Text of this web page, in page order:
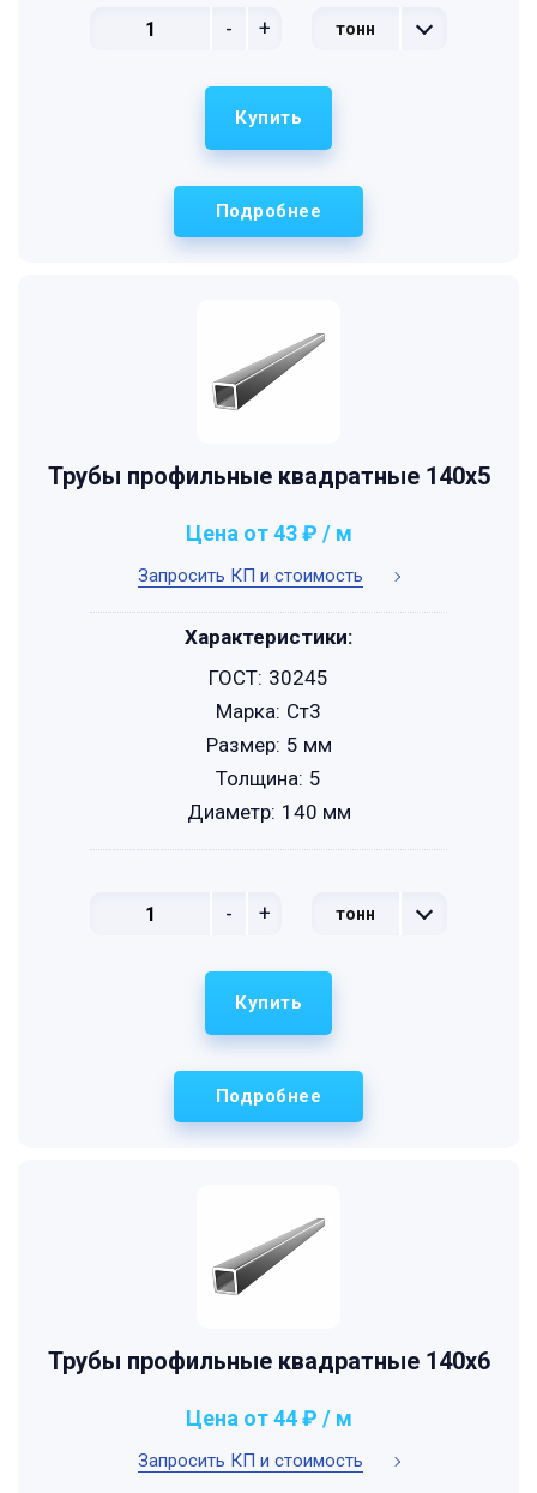
- + тонн
Подробнее
Купить
Трубы профильные квадратные 140x5
Запросить КП и стоимость
Цена от 43 ₽ / м
- + тонн
Характеристики:
ГОСТ: 30245
Марка: Ст3
Размер: 5 мм
Толщина: 5
Диаметр: 140 мм
Подробнее
Купить
Трубы профильные квадратные 140x6
Запросить КП и стоимость
Цена от 44 ₽ / м